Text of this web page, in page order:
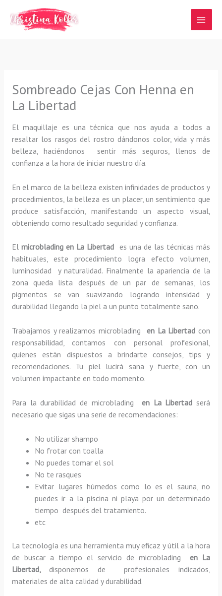
contenido
Sombreado Cejas Con Henna en
La Libertad
El maquillaje es una técnica que nos ayuda a todos a
resaltar los rasgos del rostro dándonos color, vida y más
belleza, haciéndonos sentir más seguros, llenos de
confianza a la hora de iniciar nuestro día.
En el marco de la belleza existen infinidades de productos y
procedimientos, la belleza es un placer, un sentimiento que
produce satisfacción, manifestando un aspecto visual,
obteniendo como resultado seguridad y confianza.
El microblading en La Libertad es una de las técnicas más
habituales, este procedimiento logra efecto volumen,
luminosidad y naturalidad. Finalmente la apariencia de la
zona queda lista después de un par de semanas, los
pigmentos se van suavizando logrando intensidad y
durabilidad llegando la piel a un punto totalmente sano.
Trabajamos y realizamos microblading en La Libertad con
responsabilidad, contamos con personal profesional,
quienes están dispuestos a brindarte consejos, tips y
recomendaciones. Tu piel lucirá sana y fuerte, con un
volumen impactante en todo momento.
Para la durabilidad de microblading en La Libertad será
necesario que sigas una serie de recomendaciones:
No utilizar shampo
No frotar con toalla
No puedes tomar el sol
No te rasques
Evitar lugares húmedos como lo es el sauna, no
puedes ir a la piscina ni playa por un determinado
tiempo después del tratamiento.
etc
La tecnología es una herramienta muy eficaz y útil a la hora
de buscar a tiempo el servicio de microblading en La
Libertad,disponemos de profesionales indicados,
materiales de alta calidad y durabilidad.